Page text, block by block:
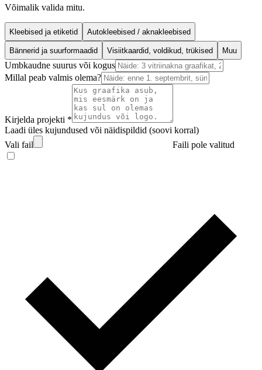
Võimalik valida mitu.
Kleebised ja etiketid Autokleebised / aknakleebised
Bännerid ja suurformaadid Visiitkaardid, voldikud, trükised Muu
Umbkaudne suurus või kogus
Millal peab valmis olema?
Kirjelda projekti *
Laadi üles kujundused või näidispildid (soovi korral)
Vali fail
Faili pole valitud